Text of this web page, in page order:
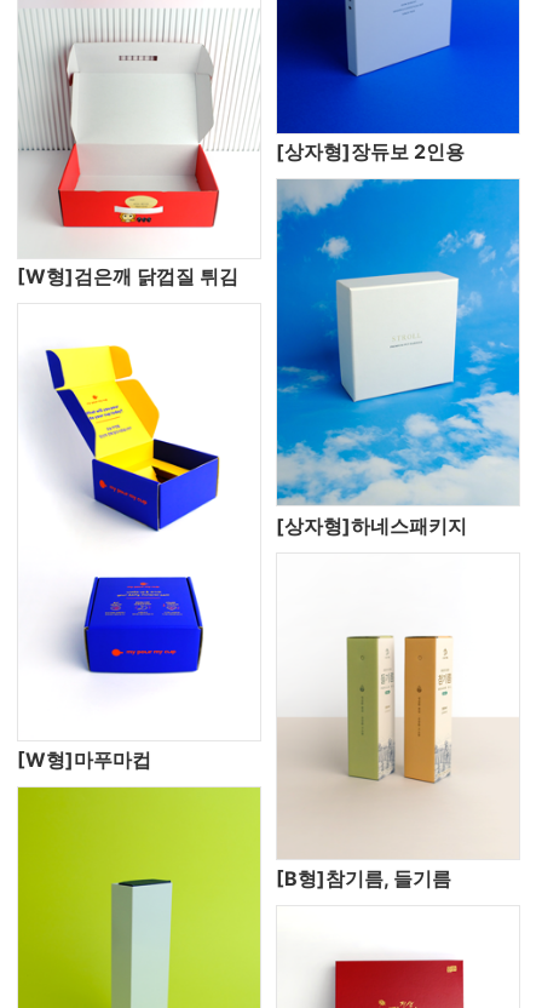
[W형]검은깨 닭껍질 튀김
[상자형]장듀보 2인용
[W형]마푸마컵
[상자형]하네스패키지
[B형]참기름, 들기름